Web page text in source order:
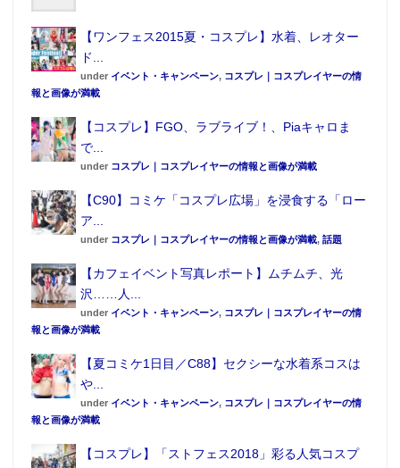
【ワンフェス2015夏・コスプレ】水着、レオター
ド...
under イベント・キャンペーン, コスプレ｜コスプレイヤーの情
報と画像が満載
【コスプレ】FGO、ラブライブ！、Piaキャロま
で...
under コスプレ｜コスプレイヤーの情報と画像が満載
【C90】コミケ「コスプレ広場」を浸食する「ロー
ア...
under コスプレ｜コスプレイヤーの情報と画像が満載, 話題
【カフェイベント写真レポート】ムチムチ、光
沢……人...
under イベント・キャンペーン, コスプレ｜コスプレイヤーの情
報と画像が満載
【夏コミケ1日目／C88】セクシーな水着系コスは
や...
under イベント・キャンペーン, コスプレ｜コスプレイヤーの情
報と画像が満載
【コスプレ】「ストフェス2018」彩る人気コスプ